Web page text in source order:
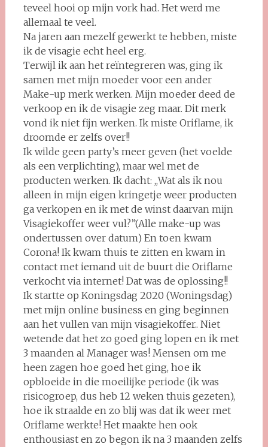
teveel hooi op mijn vork had. Het werd me
allemaal te veel.
Na jaren aan mezelf gewerkt te hebben, miste
ik de visagie echt heel erg.
Terwijl ik aan het reïntegreren was, ging ik
samen met mijn moeder voor een ander
Make-up merk werken. Mijn moeder deed de
verkoop en ik de visagie zeg maar. Dit merk
vond ik niet fijn werken. Ik miste Oriflame, ik
droomde er zelfs over!!
Ik wilde geen party’s meer geven (het voelde
als een verplichting), maar wel met de
producten werken. Ik dacht: ,,Wat als ik nou
alleen in mijn eigen kringetje weer producten
ga verkopen en ik met de winst daarvan mijn
Visagiekoffer weer vul?”(Alle make-up was
ondertussen over datum) En toen kwam
Corona! Ik kwam thuis te zitten en kwam in
contact met iemand uit de buurt die Oriflame
verkocht via internet! Dat was de oplossing!!
Ik startte op Koningsdag 2020 (Woningsdag)
met mijn online business en ging beginnen
aan het vullen van mijn visagiekoffer.. Niet
wetende dat het zo goed ging lopen en ik met
3 maanden al Manager was! Mensen om me
heen zagen hoe goed het ging, hoe ik
opbloeide in die moeilijke periode (ik was
risicogroep, dus heb 12 weken thuis gezeten),
hoe ik straalde en zo blij was dat ik weer met
Oriflame werkte! Het maakte hen ook
enthousiast en zo begon ik na 3 maanden zelfs